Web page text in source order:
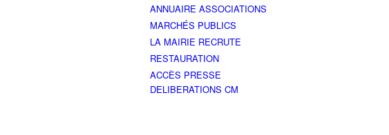
ANNUAIRE ASSOCIATIONS
MARCHÉS PUBLICS
LA MAIRIE RECRUTE
RESTAURATION
ACCÈS PRESSE
DELIBERATIONS CM